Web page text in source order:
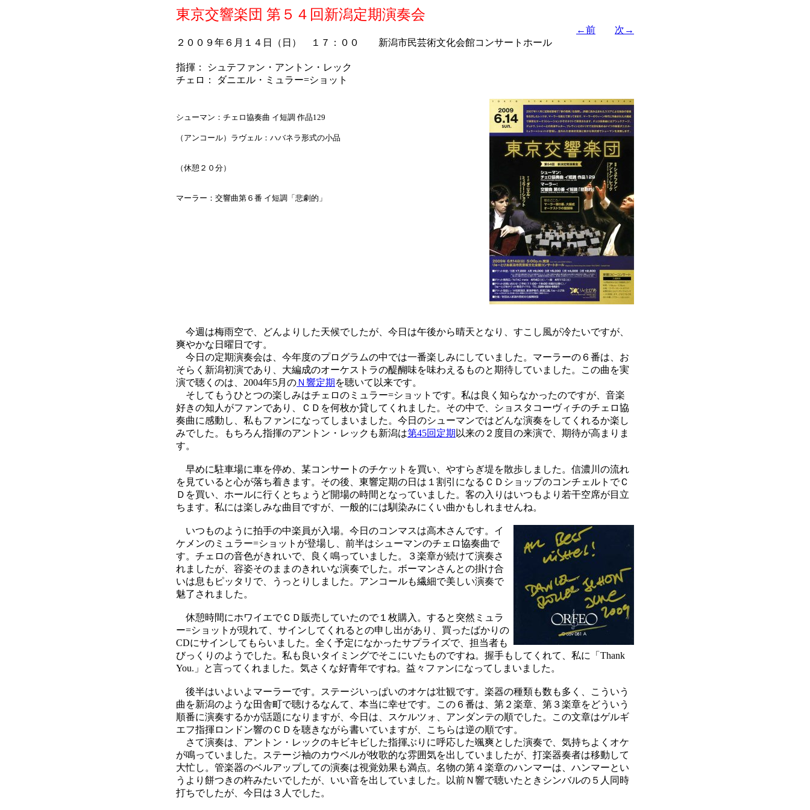
東京交響楽団 第５４回新潟定期演奏会
←前
次→
２００９年６月１４日（日） １７：００ 新潟市民芸術文化会館コンサートホール
指揮： シュテファン・アントン・レック
チェロ： ダニエル・ミュラー=ショット
シューマン：チェロ協奏曲 イ短調 作品129
（アンコール）ラヴェル：ハバネラ形式の小品
（休憩２０分）
マーラー：交響曲第６番 イ短調「悲劇的」
今週は梅雨空で、どんよりした天候でしたが、今日は午後から晴天となり、すこし風が冷たいですが、
爽やかな日曜日です。
今日の定期演奏会は、今年度のプログラムの中では一番楽しみにしていました。マーラーの６番は、お
そらく新潟初演であり、大編成のオーケストラの醍醐味を味わえるものと期待していました。この曲を実
演で聴くのは、2004年5月の Ｎ響定期 を聴いて以来です。
そしてもうひとつの楽しみはチェロのミュラー=ショットです。私は良く知らなかったのですが、音楽
好きの知人がファンであり、ＣＤを何枚か貸してくれました。その中で、ショスタコーヴィチのチェロ協
奏曲に感動し、私もファンになってしまいました。今日のシューマンではどんな演奏をしてくれるか楽し
みでした。もちろん指揮のアントン・レックも新潟は第45回定期 以来の２度目の来演で、期待が高まりま
す。
早めに駐車場に車を停め、某コンサートのチケットを買い、やすらぎ堤を散歩しました。信濃川の流れ
を見ていると心が落ち着きます。その後、東響定期の日は１割引になるＣＤショップのコンチェルトでＣ
Ｄを買い、ホールに行くとちょうど開場の時間となっていました。客の入りはいつもより若干空席が目立
ちます。私には楽しみな曲目ですが、一般的には馴染みにくい曲かもしれませんね。
いつものように拍手の中楽員が入場。今日のコンマスは高木さんです。イ
ケメンのミュラー=ショットが登場し、前半はシューマンのチェロ協奏曲で
す。チェロの音色がきれいで、良く鳴っていました。３楽章が続けて演奏さ
れましたが、容姿そのままのきれいな演奏でした。ボーマンさんとの掛け合
いは息もピッタリで、うっとりしました。アンコールも繊細で美しい演奏で
魅了されました。
休憩時間にホワイエでＣＤ販売していたので１枚購入。すると突然ミュラ
ー=ショットが現れて、サインしてくれるとの申し出があり、買ったばかりの
CDにサインしてもらいました。全く予定になかったサプライズで、担当者も
びっくりのようでした。私も良いタイミングでそこにいたものですね。握手もしてくれて、私に「Thank
You.」と言ってくれました。気さくな好青年ですね。益々ファンになってしまいました。
後半はいよいよマーラーです。ステージいっぱいのオケは壮観です。楽器の種類も数も多く、こういう
曲を新潟のような田舎町で聴けるなんて、本当に幸せです。この６番は、第２楽章、第３楽章をどういう
順番に演奏するかが話題になりますが、今日は、スケルツォ、アンダンテの順でした。この文章はゲルギ
エフ指揮ロンドン響のＣＤを聴きながら書いていますが、こちらは逆の順です。
さて演奏は、アントン・レックのキビキビした指揮ぶりに呼応した颯爽とした演奏で、気持ちよくオケ
が鳴っていました。ステージ袖のカウベルが牧歌的な雰囲気を出していましたが、打楽器奏者は移動して
大忙し。管楽器のベルアップしての演奏は視覚効果も満点。名物の第４楽章のハンマーは、ハンマーとい
うより餅つきの杵みたいでしたが、いい音を出していました。以前Ｎ響で聴いたときシンバルの５人同時
打ちでしたが、今日は３人でした。